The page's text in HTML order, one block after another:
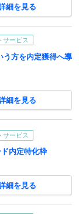
細を見る
サービス
う方を内定獲得へ導
細を見る
サービス
内定特化枠
細を見る